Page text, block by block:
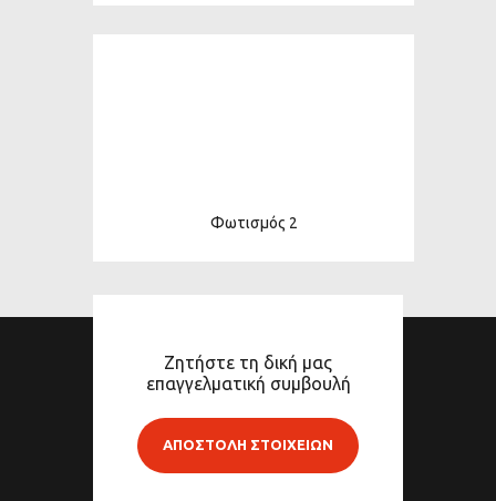
Φωτισμός 2
Ζητήστε τη δική μας
επαγγελματική συμβουλή
ΑΠΟΣΤΟΛΗ ΣΤΟΙΧΕΙΩΝ